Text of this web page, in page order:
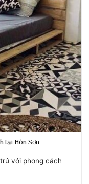
tại Hòn Sơn
với phong cách